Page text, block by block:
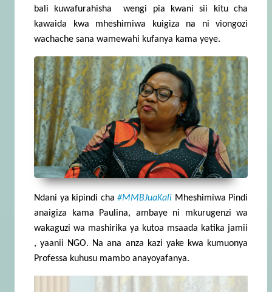
bali kuwafurahisha wengi pia kwani sii kitu cha
kawaida kwa mheshimiwa kuigiza na ni viongozi
wachache sana wamewahi kufanya kama yeye.
Ndani ya kipindi cha #MMBJuaKali Mheshimiwa Pindi
anaigiza kama Paulina, ambaye ni mkurugenzi wa
wakaguzi wa mashirika ya kutoa msaada katika jamii
, yaanii NGO. Na ana anza kazi yake kwa kumuonya
Professa kuhusu mambo anayoyafanya.